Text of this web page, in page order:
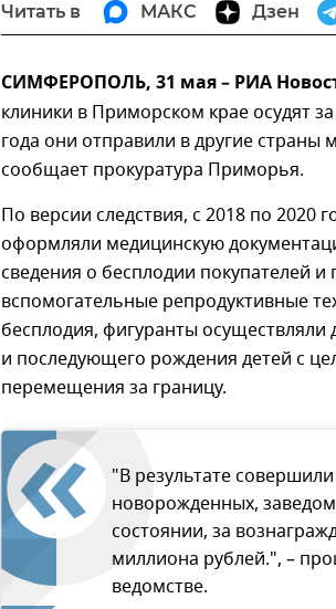
Читать в МАКС Дзен
СИМФЕРОПОЛЬ, 31 мая – РИА
клиники в Приморском крае осудят
года они отправили в другие
сообщает прокуратура Приморья.
По версии следствия, с 2018 по 2020
оформляли медицинскую
сведения о бесплодии покупателей
вспомогательные репродуктивные
бесплодия, фигуранты
и последующего рождения детей с
перемещения за границу.
"В результате
новорожденных,
состоянии, за
миллиона рублей.", –
ведомстве.